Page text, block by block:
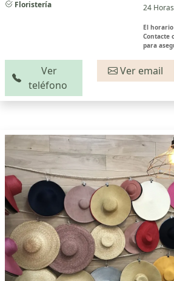
Floristería 24
El
Contacte
para
Ver
teléfono
Ver email